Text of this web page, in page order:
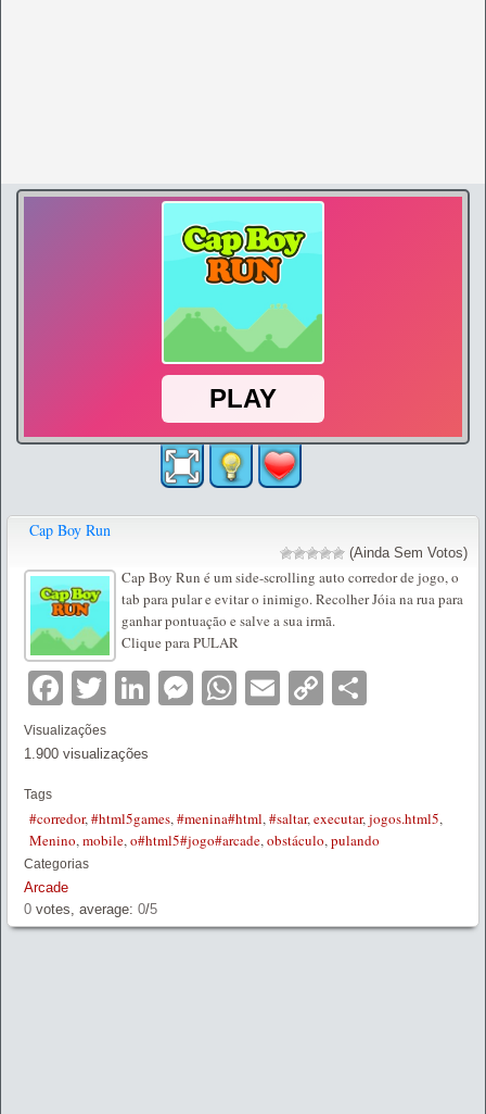
Cap Boy Run
(Ainda Sem Votos)
Cap Boy Run é um side-scrolling auto corredor de jogo, o
tab para pular e evitar o inimigo. Recolher Jóia na rua para
ganhar pontuação e salve a sua irmã.
Clique para PULAR
Facebook
TwitterLinkedIn
Messenger
WhatsApp
EmailCopy
Visualizações
1.900 visualizações
Tags
#corredor,#html5games,#menina#html,#saltar,executar,jogos.html5,
Menino,mobile,o#html5#jogo#arcade,obstáculo,pulando
Categorias
Arcade
0 votes, average: 0/5